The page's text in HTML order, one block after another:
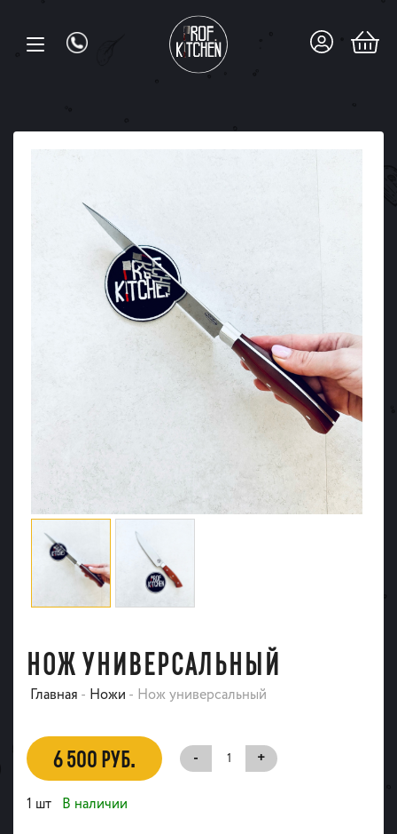
НОЖ УНИВЕРСАЛЬНЫЙ
Главная - Ножи - Нож универсальный
6 500 РУБ. - +
1 шт В наличии